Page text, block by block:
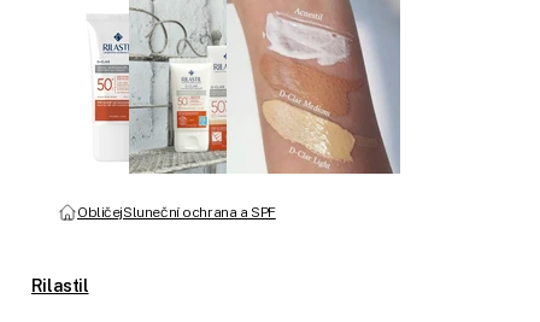
ObličejSluneční ochrana a SPF
Rilastil